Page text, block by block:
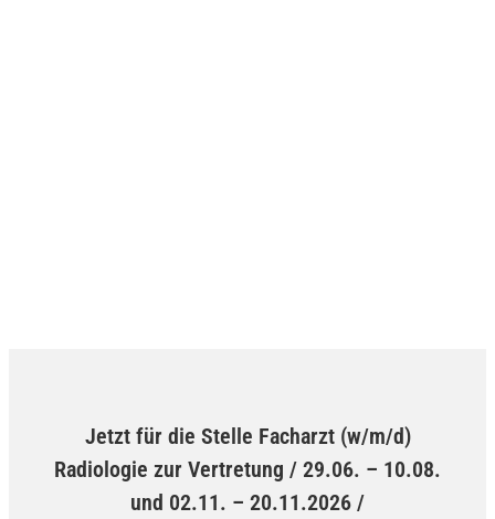
Jetzt für die Stelle Facharzt (w/m/d)
Radiologie zur Vertretung / 29.06. – 10.08.
und 02.11. – 20.11.2026 /